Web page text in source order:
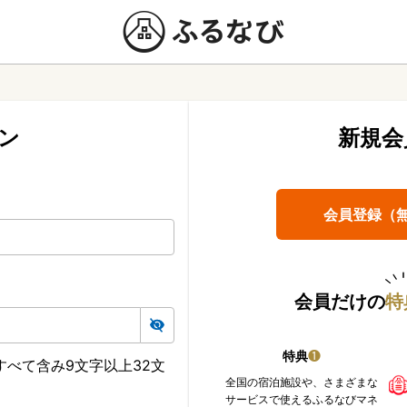
べて含み9文字以上32文
新規
会員登録（
会員だけの
特典❶
全国の宿泊施設や、さまざまな
サービスで使えるふるなびマネ